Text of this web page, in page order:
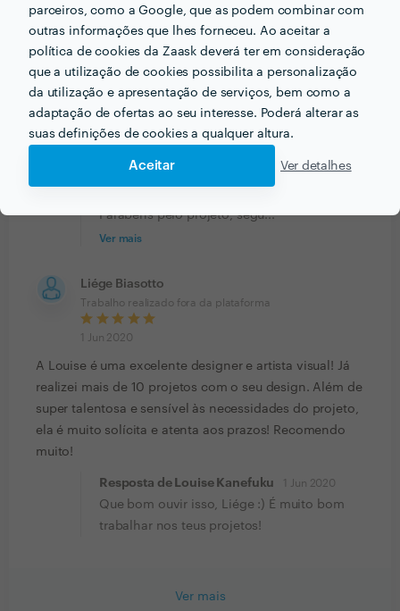
parceiros, como a Google, que as podem combinar com
outras informações que lhes forneceu. Ao aceitar a
política de cookies da Zaask deverá ter em consideração
que a utilização de cookies possibilita a personalização
da utilização e apresentação de serviços, bem como a
adaptação de ofertas ao seu interesse. Poderá alterar as
suas definições de cookies a qualquer altura.
Aceitar Ver detalhes
Acertou em cheio na concepção da logomarca.
Conseguiu captar a essência da ideia com muita
sensibilidade e intuição. Uma das coisas mais bacanas
do trabalho da Louise é conseguir comunicar com a
visão de uma artista. O resultado é autoral, sensível,
lindo. Recomendo demais!
Resposta de Louise Kanefuku
Obrigada, Virgínia. É um prazer trabalhar em
Parabéns pelo projeto, segu...
Ver mais
Liége Biasotto
Trabalho realizado fora da plataforma
1 Jun 2020
A Louise é uma excelente designer e artista visual! Já
realizei mais de 10 projetos com o seu design. Além de
super talentosa e sensível às necessidades do projeto,
ela é muito solícita e atenta aos prazos! Recomendo
muito!
Resposta de Louise Kanefuku 1 Jun 2020
Que bom ouvir isso, Liége :) É muito bom
trabalhar nos teus projetos!
Ver mais